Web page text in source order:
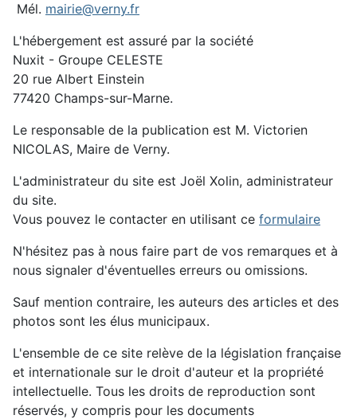
Mél. mairie@verny.fr
L'hébergement est assuré par la société
Nuxit - Groupe CELESTE
20 rue Albert Einstein
77420 Champs-sur-Marne.
Le responsable de la publication est M. Victorien
NICOLAS, Maire de Verny.
L'administrateur du site est Joël Xolin, administrateur
du site.
Vous pouvez le contacter en utilisant ce formulaire
N'hésitez pas à nous faire part de vos remarques et à
nous signaler d'éventuelles erreurs ou omissions.
Sauf mention contraire, les auteurs des articles et des
photos sont les élus municipaux.
L'ensemble de ce site relève de la législation française
et internationale sur le droit d'auteur et la propriété
intellectuelle. Tous les droits de reproduction sont
réservés, y compris pour les documents